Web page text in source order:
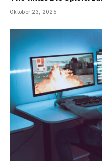
Oktober 23, 2025